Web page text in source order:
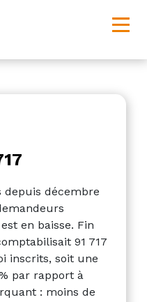
depuis décembre
en baisse. Fin
91 717
inscrits, soit une
par rapport à
: moins de